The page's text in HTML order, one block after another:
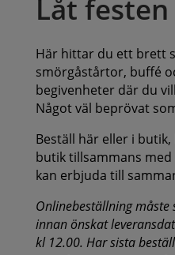
Låt
Här hittar du ett brett
smörgåstårtor, buffé
begivenheter där du
Något väl beprövat
Beställ här eller i
butik tillsammans
kan erbjuda till
Onlinebeställning
innan önskat
kl 12.00. Har sista